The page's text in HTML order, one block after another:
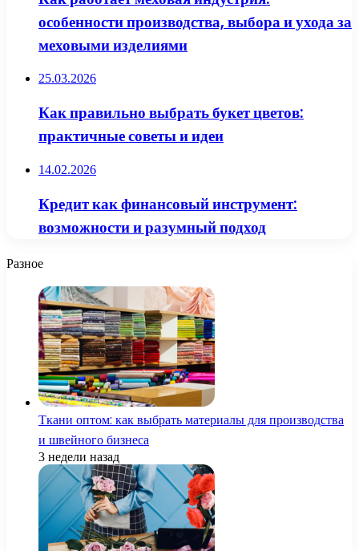
особенности производства, выбора и ухода за
меховыми изделиями
25.03.2026
Как правильно выбрать букет цветов:
практичные советы и идеи
14.02.2026
Кредит как финансовый инструмент:
возможности и разумный подход
Разное
Ткани оптом: как выбрать материалы для производства
и швейного бизнеса
3 недели назад